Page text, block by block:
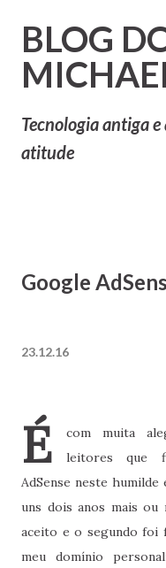
BLOG
Tecnologia antiga
atitude
Google
23.12.16
É
com muita
leitores que
AdSense neste
uns dois anos mais
aceito e o segundo foi
meu domínio